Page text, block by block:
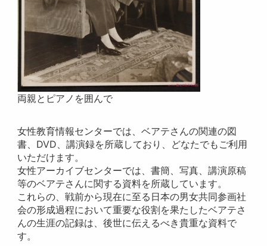
両親とピアノを囲んで
女性教育情報センターでは、ベアテさんの関連の図
書、DVD、講演録を所蔵しており、どなたでもご利用
いただけます。
女性アーカイブセンターでは、書簡、写真、講演原稿
等のベアテさんに関する資料を所蔵しています。
これらの、戦前から現在に至る日本の男女共同参画社
会の形成過程において重要な役割を果たしたベアテさ
んの生涯の記録は、後世に伝えるべき貴重な資料で
す。